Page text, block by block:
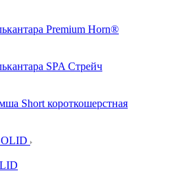
Premium Horn®
SPA Стрейч
Short короткошерстная